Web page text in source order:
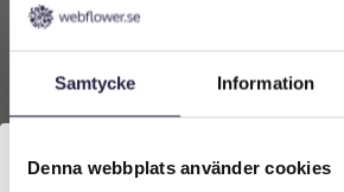
Samtycke Information
Denna webbplats använder cookies
997
Lägg till i